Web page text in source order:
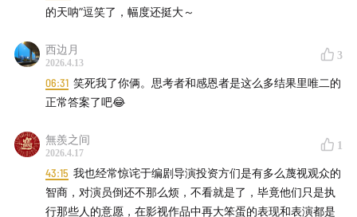
的天呐”逗笑了，幅度还挺大～
西边月
2026.4.13
3
06:31 笑死我了你俩。思考者和感恩者是这么多结果里唯二的
正常答案了吧😂
無羨之间
2026.4.17
1
43:15 我也经常惊诧于编剧导演投资方们是有多么蔑视观众的
智商，对演员倒还不那么烦，不看就是了，毕竟他们只是执
行那些人的意愿，在影视作品中再大笨蛋的表现和表演都是